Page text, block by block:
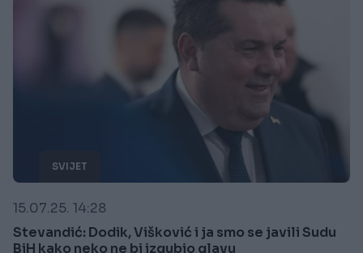
SVIJET
15.07.25. 14:28
Stevandić: Dodik, Višković i ja smo se javili Sudu
BiH kako neko ne bi izgubio glavu